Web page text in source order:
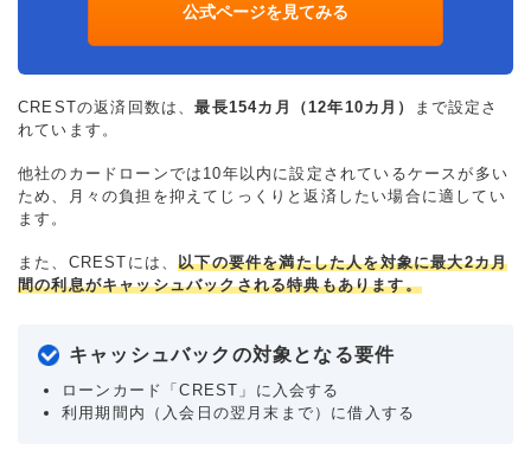
公式ページを見てみる
CRESTの返済回数は、最長154カ月（12年10カ月）
まで設定さ
れています。
他社のカードローンでは10年以内に設定されているケースが多い
ため、月々の負担を抑えてじっくりと返済したい場合に適してい
ます。
また、CRESTには、以下の要件を満たした人を対象に最大2カ月
間の利息がキャッシュバックされる特典もあります。
キャッシュバックの対象となる要件
ローンカード「CREST」に入会する
利用期間内（入会日の翌月末まで）に借入する